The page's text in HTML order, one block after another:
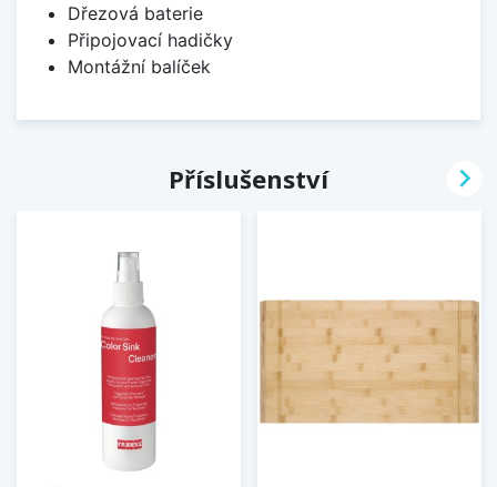
Dřezová baterie
Připojovací hadičky
Montážní balíček
Příslušenství 